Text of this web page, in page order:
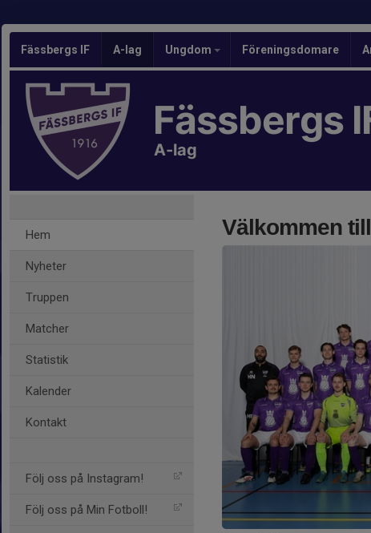
Fässbergs IF A-lag Ungdom Föreningsdomare
Fässbergs
A-lag
Hem
Nyheter
Truppen
Matcher
Statistik
Kalender
Kontakt
Följ oss på Instagram!
Följ oss på Min Fotboll!
Välkommen